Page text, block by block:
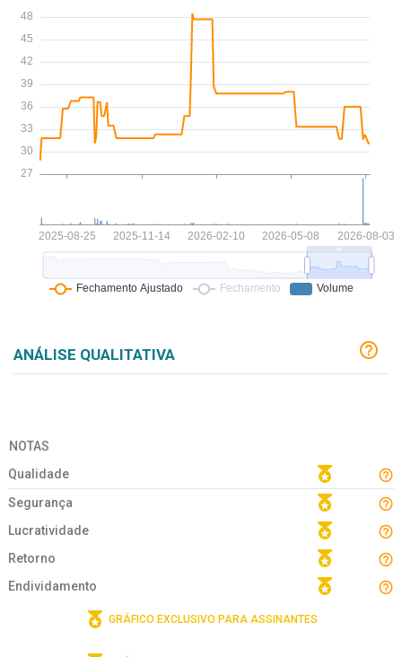
ANÁLISE QUALITATIVA
NOTAS
Qualidade
Segurança
Lucratividade
Retorno
Endividamento
GRÁFICO EXCLUSIVO PARA ASSINANTES